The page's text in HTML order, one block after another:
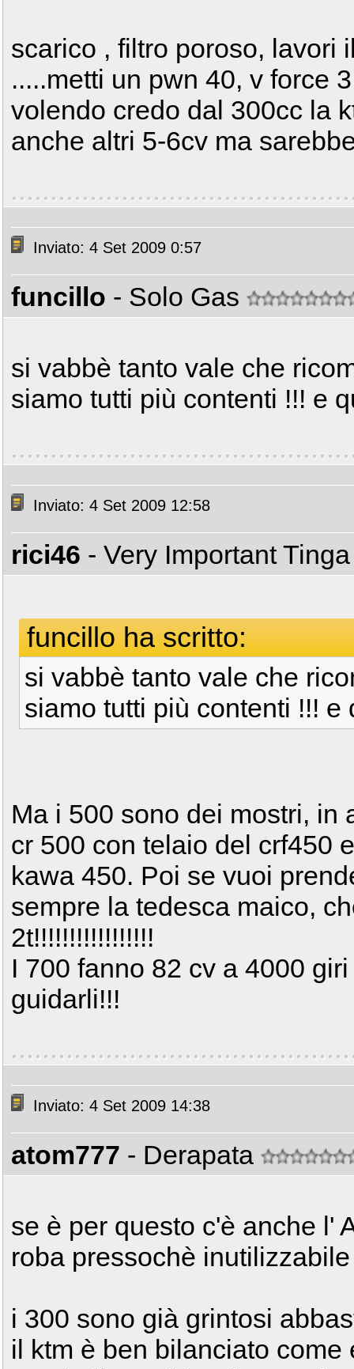
scarico , filtro poroso, lavori
.....metti un pwn 40, v force
volendo credo dal 300cc la
anche altri 5-6cv ma
Inviato: 4 Set 2009 0:57
funcillo - Solo Gas
si vabbè tanto vale che
siamo tutti più contenti !!! e
Inviato: 4 Set 2009 12:58
rici46 - Very Important
funcillo ha scritto:
si vabbè tanto vale che
siamo tutti più contenti !!!
Ma i 500 sono dei mostri, in
cr 500 con telaio del crf450
kawa 450. Poi se vuoi
sempre la tedesca maico,
2t!!!!!!!!!!!!!!!!!
I 700 fanno 82 cv a 4000
guidarli!!!
Inviato: 4 Set 2009 14:38
atom777 - Derapata
se è per questo c'è anche l'
roba pressochè
i 300 sono già grintosi
il ktm è ben bilanciato